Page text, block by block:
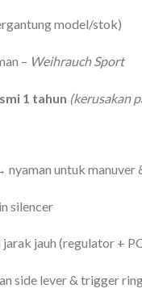
model/stok)
– Weihrauch Sport
1 tahun (kerusakan
untuk manuver
silencer
jauh (regulator +
side lever & trigger